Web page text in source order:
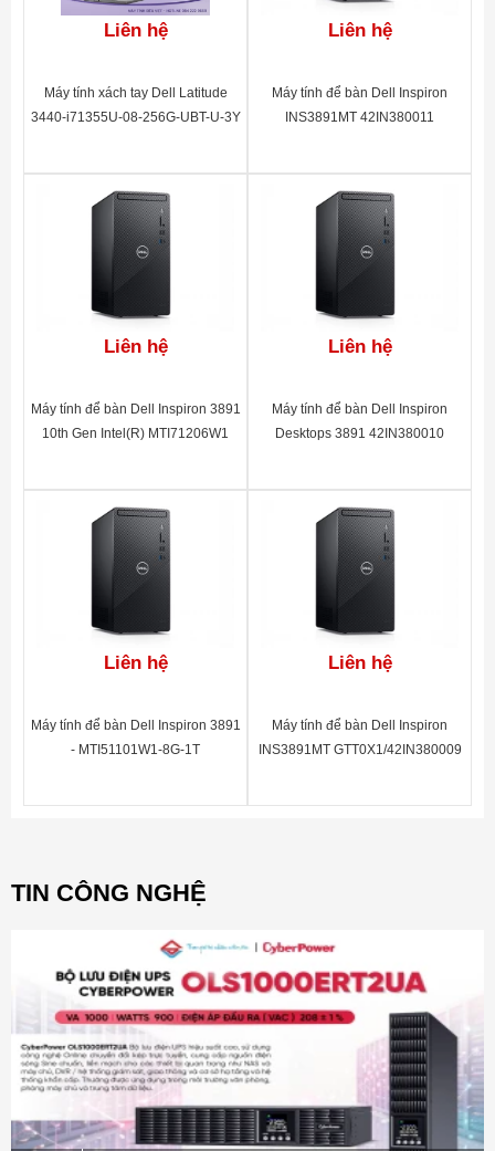
4.1, Dual Band 2.4&5 GHz, 1x1)
Kích thước 458.86 x 216 x 437.53 mm (H x W x D)
Hệ điều
Windows 10 Home 64bit English
Bảo hành 12 tháng
Xuất xứ Malaysia
Liên hệ
Máy tính xách tay Dell Latitude
3440-i71355U-08-256G-UBT-U-3Y
Liên hệ
Máy tính để bàn Dell Inspiron
INS3891MT 42IN380011
Liên hệ
Máy tính để bàn Dell Inspiron 3891
10th Gen Intel(R) MTI71206W1
Liên hệ
Máy tính để bàn Dell Inspiron
Desktops 3891 42IN380010
Liên hệ
Máy tính để bàn Dell Inspiron 3891
- MTI51101W1-8G-1T
Liên hệ
Máy tính để bàn Dell Inspiron
INS3891MT GTT0X1/42IN380009
TIN CÔNG NGHỆ